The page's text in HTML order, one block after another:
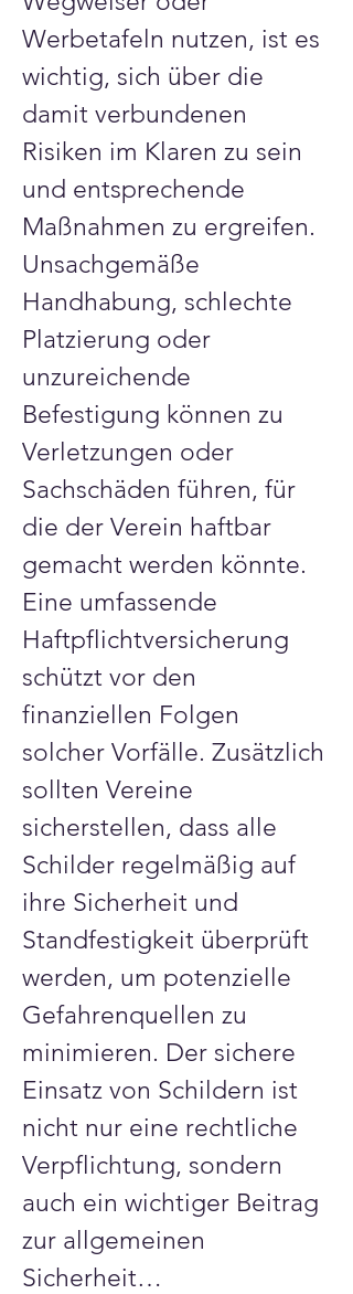
Werbetafeln nutzen, ist es
wichtig, sich über die
damit verbundenen
Risiken im Klaren zu sein
und entsprechende
Maßnahmen zu ergreifen.
Unsachgemäße
Handhabung, schlechte
Platzierung oder
unzureichende
Befestigung können zu
Verletzungen oder
Sachschäden führen, für
die der Verein haftbar
gemacht werden könnte.
Eine umfassende
Haftpflichtversicherung
schützt vor den
finanziellen Folgen
solcher Vorfälle. Zusätzlich
sollten Vereine
sicherstellen, dass alle
Schilder regelmäßig auf
ihre Sicherheit und
Standfestigkeit überprüft
werden, um potenzielle
Gefahrenquellen zu
minimieren. Der sichere
Einsatz von Schildern ist
nicht nur eine rechtliche
Verpflichtung, sondern
auch ein wichtiger Beitrag
zur allgemeinen
Sicherheit…